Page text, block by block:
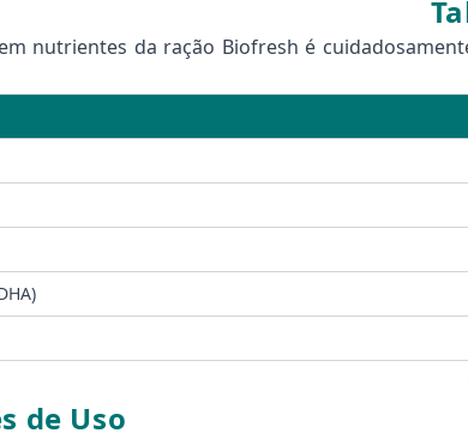
nutrientes da ração Biofresh é
de Uso